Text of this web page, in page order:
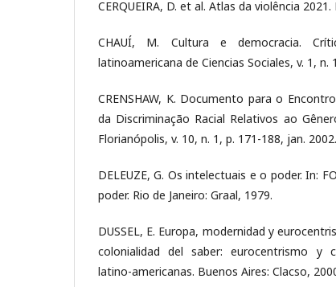
CERQUEIRA, D. et al. Atlas da violência 2021.
CHAUÍ, M. Cultura e democracia.
latinoamericana de Ciencias Sociales, v. 1, n.
CRENSHAW, K. Documento para o
da Discriminação Racial Relativos ao
Florianópolis, v. 10, n. 1, p. 171-188, jan. 2002.
DELEUZE, G. Os intelectuais e o poder. In:
poder. Rio de Janeiro: Graal, 1979.
DUSSEL, E. Europa, modernidad y
colonialidad del saber: eurocentrismo y
latino-americanas. Buenos Aires: Clacso,